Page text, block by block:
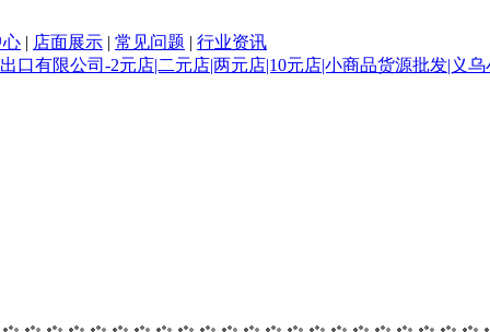
心 | 店面展示 | 常见问题 | 行业资讯